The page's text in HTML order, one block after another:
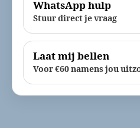
WhatsApp hulp
Stuur direct je vraag
Laat mij bellen
Voor €60 namens jou